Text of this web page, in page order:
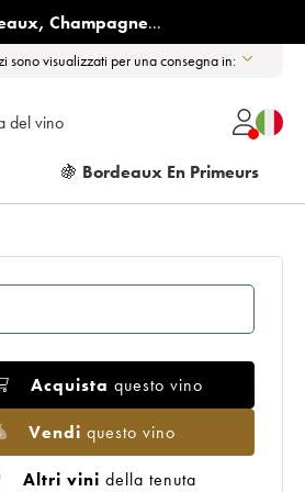
, Champagne...
sono visualizzati per una consegna in:
del vino
🍇 Bordeaux En Primeurs
Acquista questo vino
Vendi questo vino
Altri vini della tenuta